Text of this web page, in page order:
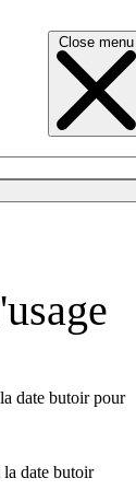
Close menu
date butoir pour
la date butoir